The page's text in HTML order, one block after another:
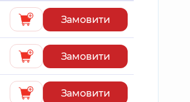
Замовити
Замовити
Замовити